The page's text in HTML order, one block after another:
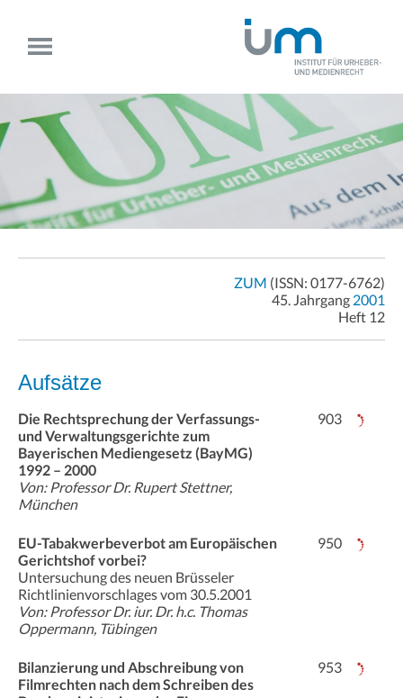
ZUM (ISSN: 0177-6762)
45. Jahrgang 2001
Heft 12
Aufsätze
Die Rechtsprechung der Verfassungs-
und Verwaltungsgerichte zum
Bayerischen Mediengesetz (BayMG)
1992 – 2000
Von: Professor Dr. Rupert Stettner,
München
903
EU-Tabakwerbeverbot am Europäischen
Gerichtshof vorbei?
Untersuchung des neuen Brüsseler
Richtlinienvorschlages vom 30.5.2001
Von: Professor Dr. iur. Dr. h.c. Thomas
Oppermann, Tübingen
950
Bilanzierung und Abschreibung von
Filmrechten nach dem Schreiben des
953